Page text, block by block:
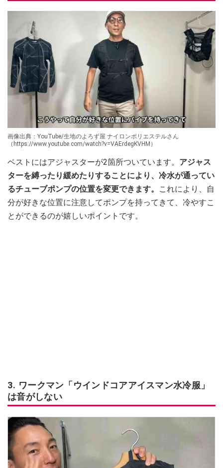
画像出典：YouTube/生地のよろず屋 ナイロンポリエステルさん
（https://www.youtube.com/watch?v=VAErdegKVHM）
ベストにはアジャスターが2箇所ついています。 アジャス
ターを縛ったり緩めたりすることにより、冷水が通ってい
るチューブポンプの位置を変更できます。
これにより、自
分が好きな位置に注意してポンプを持ってきて、冷やすこ
とができるのが嬉しいポイントです。
3. ワークマン「ウインドコアアイスマン水冷服」
は音がしない